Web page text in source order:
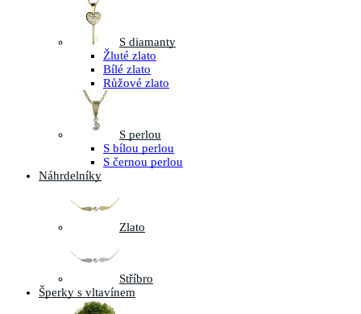
S diamanty
Žluté zlato
Bílé zlato
Růžové zlato
S perlou
S bílou perlou
S černou perlou
Náhrdelníky
Zlato
Stříbro
Šperky s vltavínem